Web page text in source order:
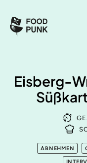
Eisberg-
ABNEHMEN